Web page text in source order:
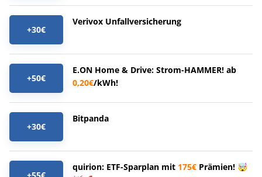
+30€
Verivox Unfallversicherung
+50€
E.ON Home & Drive: Strom-HAMMER! ab
0,20€/kWh!
+30€
Bitpanda
quirion: ETF-Sparplan mit 175€ Prämien! 🤯